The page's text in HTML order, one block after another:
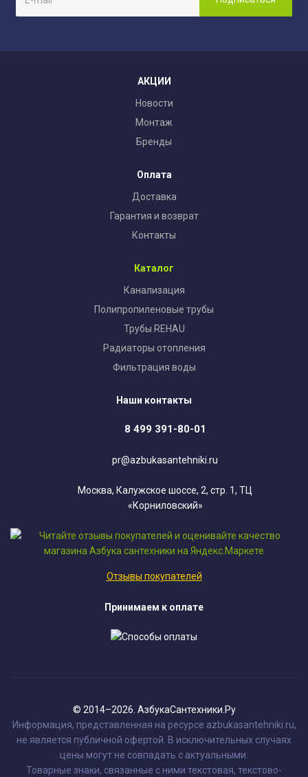
АКЦИИ
Новости
Монтаж
Бренды
Оплата
Доставка
Гарантия и возврат
Контакты
Каталог
Канализация
Полипропиленовые трубы
Трубы REHAU
Радиаторы отопления
Фильтрация воды
Наши контакты
8 499 391-80-01
pr@azbukasantehniki.ru
Москва, Калужское шоссе, 2, стр. 1, ТЦ
«Корниловский»
Отзывы покупателей
Принимаем к оплате
© 2014–2026. АзбукаСантехники.Ру
Информация, представленная на ресурсе azbukasantehniki.ru,
не является публичной офертой. В исключительных случаях
цены могут не совпадать с актуальными.
Товарные знаки, связанные с ними текстовая, текстово-